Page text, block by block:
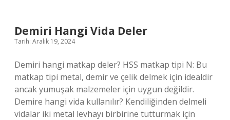
Demiri Hangi Vida Deler
Tarih: Aralık 19, 2024
Demiri hangi matkap deler? HSS matkap tipi N: Bu
matkap tipi metal, demir ve çelik delmek için idealdir
ancak yumuşak malzemeler için uygun değildir.
Demire hangi vida kullanılır? Kendiliğinden delmeli
vidalar iki metal levhayı birbirine tutturmak için